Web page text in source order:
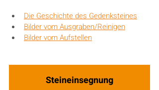
Die Geschichte des Gedenksteines
Bilder vom Ausgraben/Reinigen
Bilder vom Aufstellen
Steineinsegnung